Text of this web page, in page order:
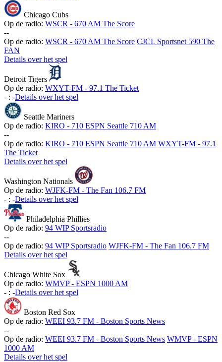
Chicago Cubs
Op de radio: WSCR - 670 AM The Score
--
Op de radio: WSCR - 670 AM The Score CJCL Sportsnet 590 The
FAN
Details over het spel
Detroit Tigers
Op de radio: WXYT-FM - 97.1 The Ticket
- : -Details over het spel
Seattle Mariners
Op de radio: KIRO - 710 ESPN Seattle 710 AM
--
Op de radio: KIRO - 710 ESPN Seattle 710 AM WXYT-FM - 97.1
The Ticket
Details over het spel
Washington Nationals
Op de radio: WJFK-FM - The Fan 106.7 FM
- : -Details over het spel
Philadelphia Phillies
Op de radio: 94 WIP Sportsradio
--
Op de radio: 94 WIP Sportsradio WJFK-FM - The Fan 106.7 FM
Details over het spel
Chicago White Sox
Op de radio: WMVP - ESPN 1000 AM
- : -Details over het spel
Boston Red Sox
Op de radio: WEEI 93.7 FM - Boston Sports News
--
Op de radio: WEEI 93.7 FM - Boston Sports News WMVP - ESPN
1000 AM
Details over het spel